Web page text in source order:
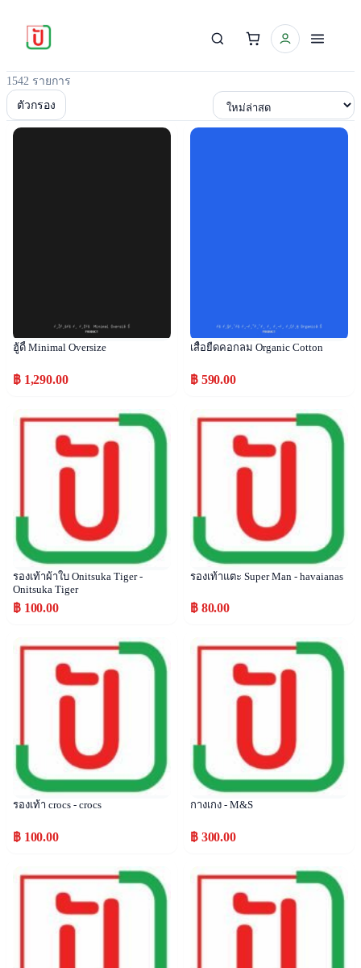
1542 รายการ
ตัวกรอง เรียงตาม
ฮู้ดี้ Minimal Oversize
฿ 1,290.00
เสื้อยืดคอกลม Organic Cotton
฿ 590.00
Popular
รองเท้าผ้าใบ Onitsuka Tiger -
Onitsuka Tiger
฿ 100.00
Popular
รองเท้าแตะ Super Man - havaianas
฿ 80.00
Popular
รองเท้า crocs - crocs
฿ 100.00
Popular
กางเกง - M&S
฿ 300.00
Popular Popular